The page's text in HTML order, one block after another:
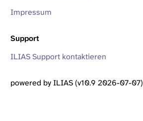
Impressum
Support
ILIAS Support kontaktieren
powered by ILIAS (v10.9 2026-07-07)